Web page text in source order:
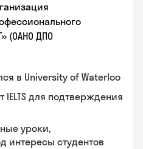
(ОАНО ДПО
в University of Waterloo
IELTS для подтверждения
уроки,
интересы студентов